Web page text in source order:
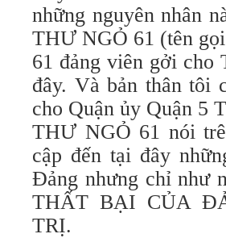
những nguyên nhân
THƯ NGỎ 61 (tên
61 đảng viên gởi
đây. Và bản thân tôi
cho Quận ủy Quận 5
THƯ NGỎ 61 nói
cập đến tại đây
Đảng nhưng chỉ như
THẤT BẠI CỦA
TRỊ.